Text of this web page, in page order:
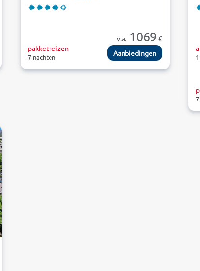
v.a.1069 €
pakketreizen
7 nachten Aanbiedingen